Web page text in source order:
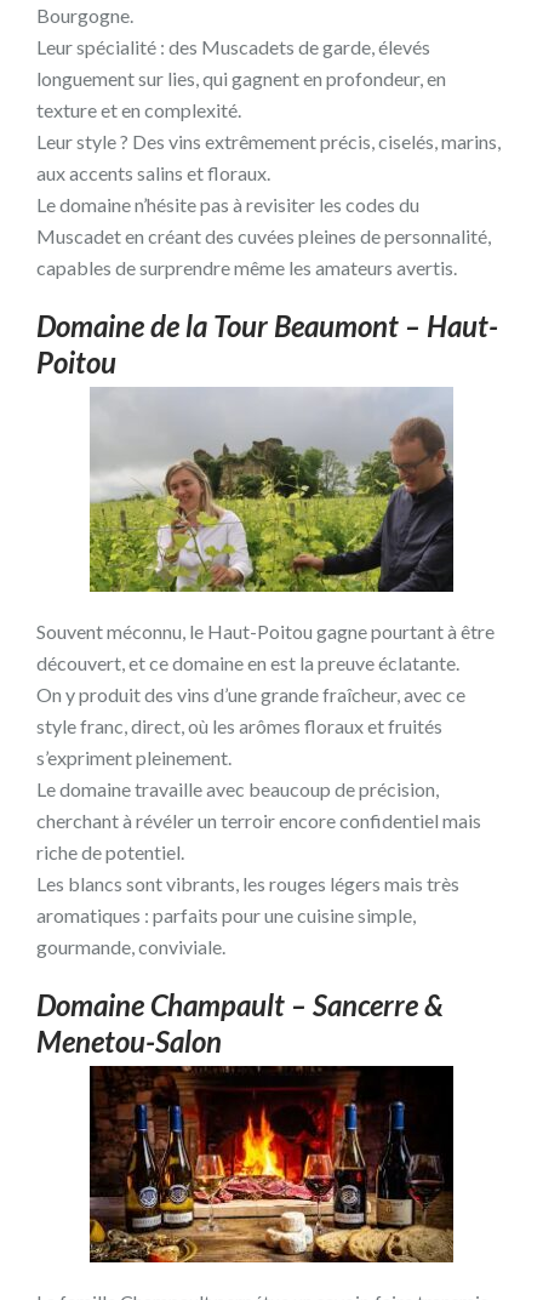
Bourgogne.
Leur spécialité : des Muscadets de garde, élevés
longuement sur lies, qui gagnent en profondeur, en
texture et en complexité.
Leur style ? Des vins extrêmement précis, ciselés, marins,
aux accents salins et floraux.
Le domaine n’hésite pas à revisiter les codes du
Muscadet en créant des cuvées pleines de personnalité,
capables de surprendre même les amateurs avertis.
Domaine de la Tour Beaumont – Haut-
Poitou
Souvent méconnu, le Haut-Poitou gagne pourtant à être
découvert, et ce domaine en est la preuve éclatante.
On y produit des vins d’une grande fraîcheur, avec ce
style franc, direct, où les arômes floraux et fruités
s’expriment pleinement.
Le domaine travaille avec beaucoup de précision,
cherchant à révéler un terroir encore confidentiel mais
riche de potentiel.
Les blancs sont vibrants, les rouges légers mais très
aromatiques : parfaits pour une cuisine simple,
gourmande, conviviale.
Domaine Champault – Sancerre &
Menetou-Salon